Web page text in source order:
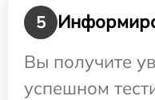
5
Вы получите
успешном